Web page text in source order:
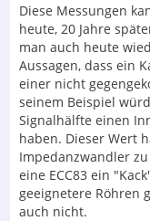
Diese Messungen
heute, 20 Jahre
man auch heute
Aussagen, dass ein
einer nicht
seinem Beispiel
Signalhälfte einen
haben. Dieser Wert
Impedanzwandler
eine ECC83 ein
geeignetere Röhren
auch nicht.